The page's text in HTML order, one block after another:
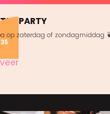
PARTY
op zaterdag of zondagmiddag